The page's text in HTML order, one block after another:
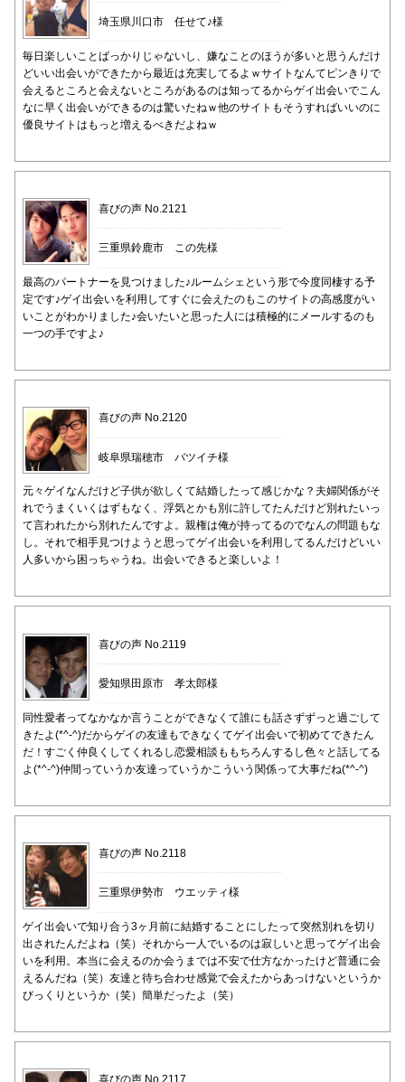
埼玉県川口市 任せて♪様
毎日楽しいことばっかりじゃないし、嫌なことのほうが多いと思うんだけ
どいい出会いができたから最近は充実してるよｗサイトなんてピンきりで
会えるところと会えないところがあるのは知ってるからゲイ出会いでこん
なに早く出会いができるのは驚いたねｗ他のサイトもそうすればいいのに
優良サイトはもっと増えるべきだよねｗ
喜びの声 No.2121
三重県鈴鹿市 この先様
最高のパートナーを見つけました♪ルームシェという形で今度同棲する予
定です♪ゲイ出会いを利用してすぐに会えたのもこのサイトの高感度がい
いことがわかりました♪会いたいと思った人には積極的にメールするのも
一つの手ですよ♪
喜びの声 No.2120
岐阜県瑞穂市 バツイチ様
元々ゲイなんだけど子供が欲しくて結婚したって感じかな？夫婦関係がそ
れでうまくいくはずもなく、浮気とかも別に許してたんだけど別れたいっ
て言われたから別れたんですよ。親権は俺が持ってるのでなんの問題もな
し。それで相手見つけようと思ってゲイ出会いを利用してるんだけどいい
人多いから困っちゃうね。出会いできると楽しいよ！
喜びの声 No.2119
愛知県田原市 孝太郎様
同性愛者ってなかなか言うことができなくて誰にも話さずずっと過ごして
きたよ(*^-^)だからゲイの友達もできなくてゲイ出会いで初めてできたん
だ！すごく仲良くしてくれるし恋愛相談ももちろんするし色々と話してる
よ(*^-^)仲間っていうか友達っていうかこういう関係って大事だね(*^-^)
喜びの声 No.2118
三重県伊勢市 ウエッティ様
ゲイ出会いで知り合う3ヶ月前に結婚することにしたって突然別れを切り
出されたんだよね（笑）それから一人でいるのは寂しいと思ってゲイ出会
いを利用。本当に会えるのか会うまでは不安で仕方なかったけど普通に会
えるんだね（笑）友達と待ち合わせ感覚で会えたからあっけないというか
びっくりというか（笑）簡単だったよ（笑）
喜びの声 No.2117